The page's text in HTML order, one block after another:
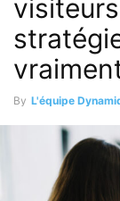
By L'équipe